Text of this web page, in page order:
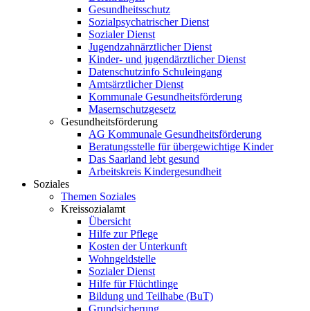
Gesundheitsschutz
Sozialpsychatrischer Dienst
Sozialer Dienst
Jugendzahnärztlicher Dienst
Kinder- und jugendärztlicher Dienst
Datenschutzinfo Schuleingang
Amtsärztlicher Dienst
Kommunale Gesundheitsförderung
Masernschutzgesetz
Gesundheitsförderung
AG Kommunale Gesundheitsförderung
Beratungsstelle für übergewichtige Kinder
Das Saarland lebt gesund
Arbeitskreis Kindergesundheit
Soziales
Themen Soziales
Kreissozialamt
Übersicht
Hilfe zur Pflege
Kosten der Unterkunft
Wohngeldstelle
Sozialer Dienst
Hilfe für Flüchtlinge
Bildung und Teilhabe (BuT)
Grundsicherung